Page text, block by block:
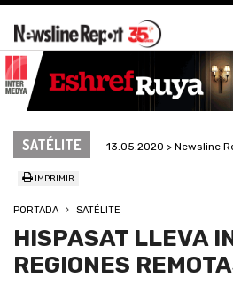
SATÉLITE 13.05.2020 > Newsline
IMPRIMIR
PORTADA SATÉLITE
HISPASAT LLEVA
REGIONES